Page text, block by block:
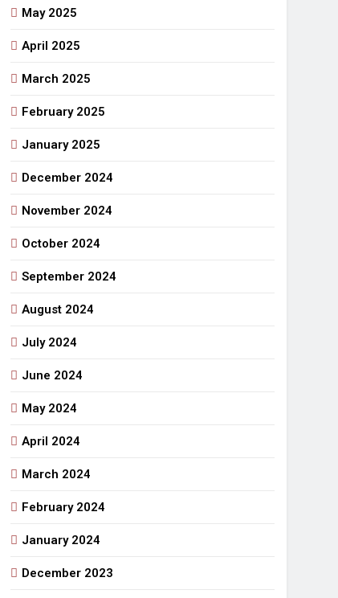
May 2025
April 2025
March 2025
February 2025
January 2025
December 2024
November 2024
October 2024
September 2024
August 2024
July 2024
June 2024
May 2024
April 2024
March 2024
February 2024
January 2024
December 2023